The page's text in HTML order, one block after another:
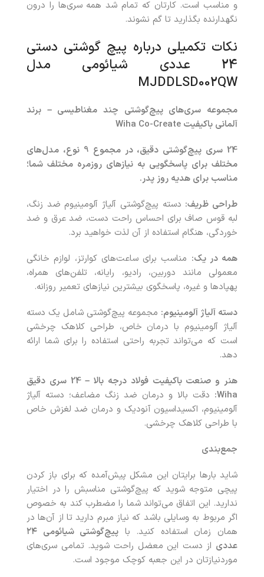
و مناسب است. کارتان که تمام شد همه سری‌ها را درون
نگهدارنده بگذارید تا گم نشوند.
نکات تکمیلی درباره پیچ‌ گوشتی دستی
24 عددی شیائومی مدل
MJDDLSD002QW
مجموعه سری‌های پیچ‌گوشتی چند مغناطیسی – برند
آلمانی باکیفیت Wiha Co-Create
24 سری پیچ‌گوشتی دقیق، در مجموع 9 نوع، مدل‌های
مختلف برای پاسخگویی به نیازهای روزمره مختلف شما؛
مناسب برای هدیه روز پدر.
طراحی ظریف: دسته پیچ‌گوشتی آلیاژ آلومینیوم ضد زنگ،
لبه قوس صاف برای احساس راحت دست، ضد عرق و ضد
خوردگی، هنگام استفاده از آن لذت خواهید برد.
همه در یک: مناسب برای ساعت‌های کوارتز، لوازم خانگی
معمولی مانند دوربین‌، رادیو، رایانه‌، تلفن‌های همراه،
پهپادها و غیره، پاسخگوی بیشترین نیازهای تعمیر روزانه.
دسته آلیاژ آلومینیوم: مجموعه پیچ‌گوشتی شامل یک دسته
آلیاژ آلومینیوم با درمان خاص، طراحی کلاهک چرخشی
است که می‌تواند تجربه راحتی استفاده را برای شما ارائه
دهد.
هنر و صنعت باکیفیت فولاد درجه بالا – 24 سری دقیق
Wiha: دقت بالا و درمان ضد زنگ مضاعف؛ دسته آلیاژ
آلومینیوم، اکسیداسیون آنودیک و درمان ضد لغزش خاص
با طراحی کلاهک چرخشی.
جمع‌بندی
شاید بارها برایتان این مشکل پیش‌آمده که برای باز کردن
پیچی متوجه شوید که پیچ‌گوشتی مناسبش را در اختیار
ندارید. این اتفاق می‌تواند شما را مضطرب کند به‌ خصوص
اگر مربوط به وسایلی باشد که نیاز مبرم دارید تا از آن‌ها در
همان زمان استفاده کنید. با
پیچ‌گوشتی شیائومی ۲۴
عددی از دست این معضل راحت شوید. تمامی سری‌های
موردنیازتان در این جعبه کوچک موجود است.